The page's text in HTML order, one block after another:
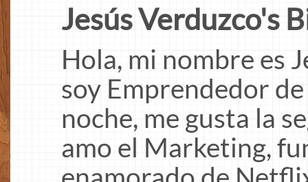
Jesús Verduzco's
Hola, mi nombre es
soy Emprendedor
noche, me gusta la
amo el Marketing,